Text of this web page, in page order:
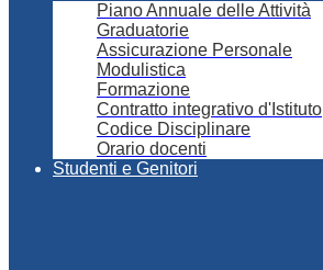
Piano Annuale delle Attività
Graduatorie
Assicurazione Personale
Modulistica
Formazione
Contratto integrativo d'Istituto
Codice Disciplinare
Orario docenti
Studenti e Genitori